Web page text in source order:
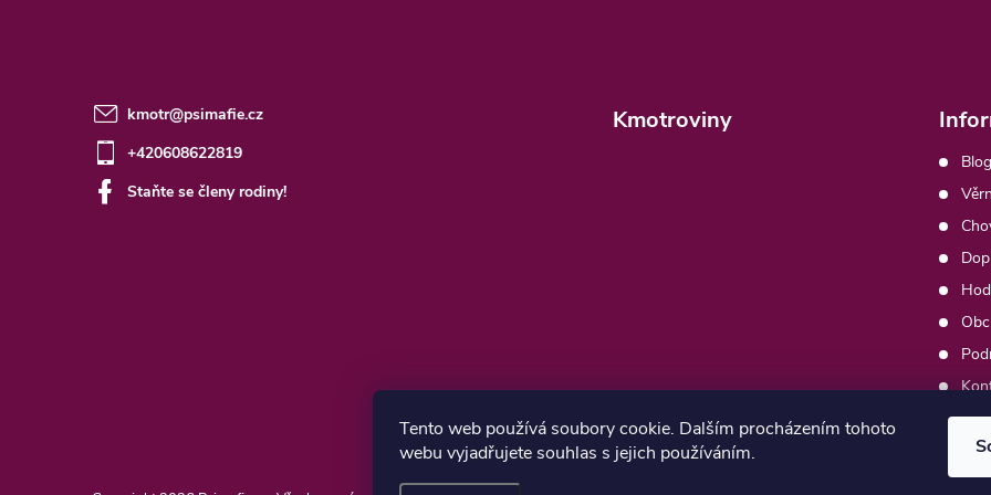
Tento web používá soubory cookie. Dalším procházením tohoto
webu vyjadřujete souhlas s jejich používáním.
kmotr@psimafie.cz
+420608622819
Staňte se členy rodiny!
Kmotroviny